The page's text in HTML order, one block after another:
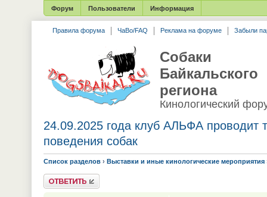
Форум Пользователи Информация
Правила форума ЧаВо/FAQ Реклама на форуме Забыли
Собаки
Байкальского
региона
Кинологический
24.09.2025 года клуб АЛЬФА проводит
поведения собак
Список разделов › Выставки и иные кинологические мероприятия
Ответить